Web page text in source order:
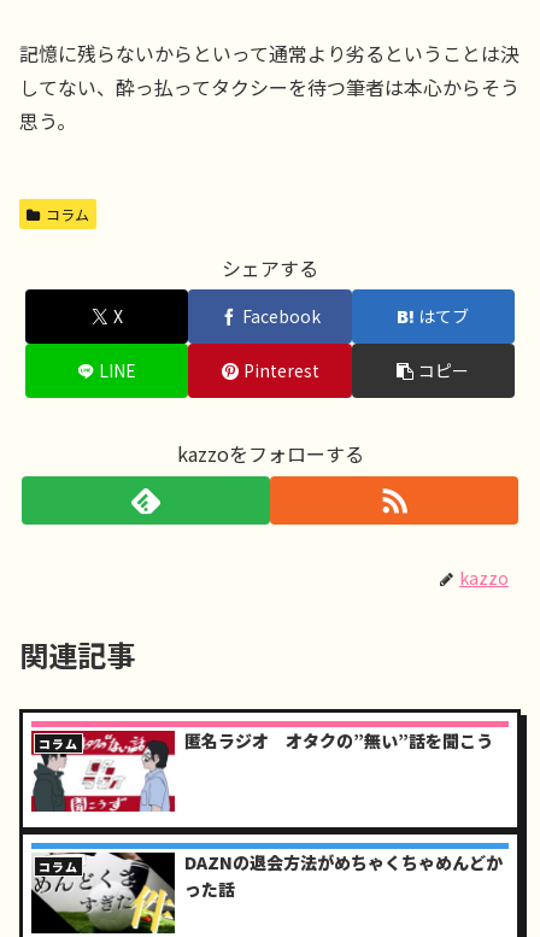
記憶に残らないからといって通常より劣るということは決
してない、酔っ払ってタクシーを待つ筆者は本心からそう
思う。
コラム
シェアする
X Facebook はてブ
LINE Pinterest コピー
kazzoをフォローする
kazzo
関連記事
コラム 匿名ラジオ オタクの”無い”話を聞こう
コラム
DAZNの退会方法がめちゃくちゃめんどか
った話